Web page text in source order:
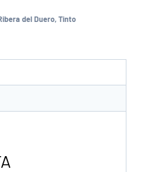
del Duero,Tinto